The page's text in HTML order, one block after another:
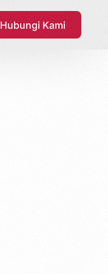
Hubungi Kami